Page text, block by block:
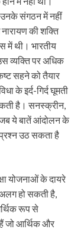
उनके संगठन में नहीं
की शक्ति
में थी। भारतीय
व्यक्ति पर अधिक
सहने को तैयार
के इर्द-गिर्द घूमती
है। सनस्क्रीन,
जब ये बातें आंदोलन के
उठ सकता है
योजनाओं के दायरे
हो सकती है,
रूप से
जो आर्थिक और